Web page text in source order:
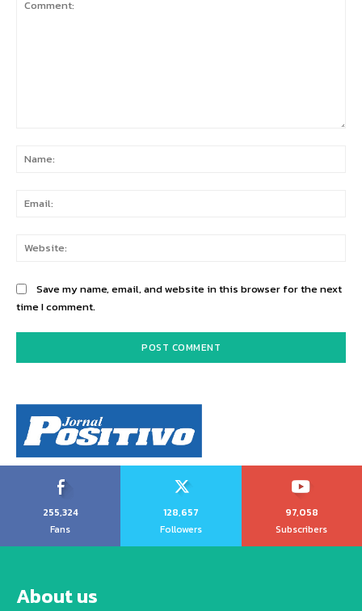
Save my name, email, and website in this browser for the next
time I comment.
255,324
Fans
128,657
Followers
97,058
Subscribers
About us